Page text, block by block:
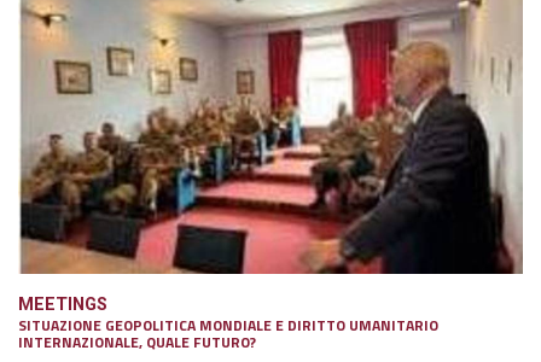
MEETINGS
SITUAZIONE GEOPOLITICA MONDIALE E DIRITTO UMANITARIO
INTERNAZIONALE, QUALE FUTURO?